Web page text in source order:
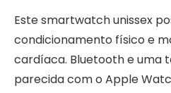
Este smartwatch unissex
condicionamento físico e
cardíaca. Bluetooth e uma
parecida com o Apple